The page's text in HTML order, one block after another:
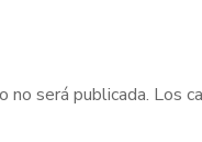
no será publicada. Los